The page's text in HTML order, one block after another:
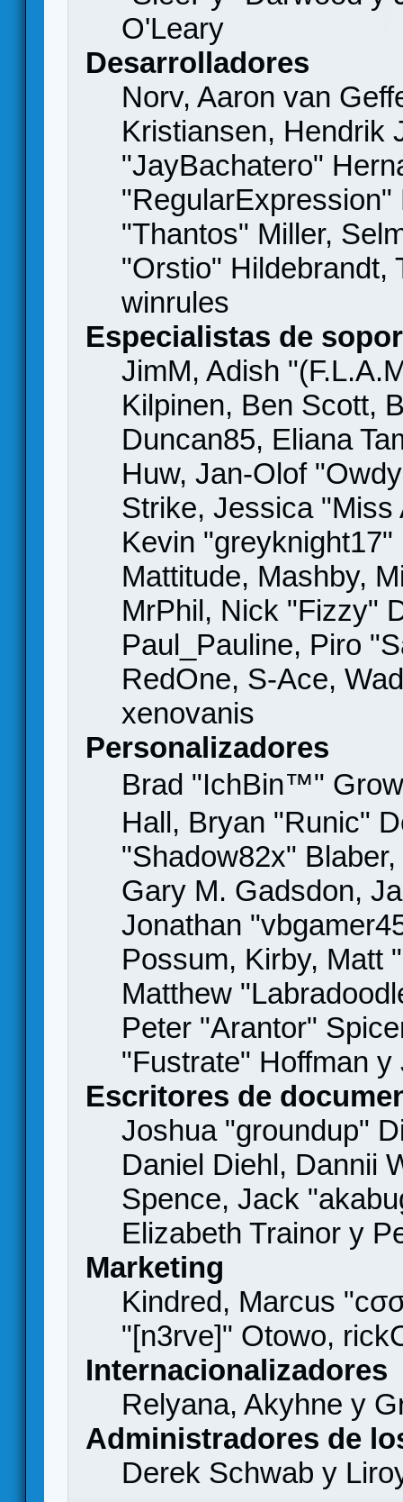
O'Leary
Desarrolladores
Norv, Aaron van
Kristiansen, Hendrik
"JayBachatero"
"Thantos" Miller,
"Orstio" Hildebrandt,
winrules
Especialistas de
JimM, Adish
Kilpinen, Ben Scott,
Duncan85, Eliana
Huw, Jan-Olof
Strike, Jessica
Kevin
Mattitude, Mashby,
MrPhil, Nick "Fizzy"
Paul_Pauline, Piro
RedOne, S-Ace,
xenovanis
Personalizadores
Brad "IchBin™"
Hall, Bryan "Runic"
"Shadow82x"
Gary M. Gadsdon,
Jonathan
Possum, Kirby, Matt
Matthew
Peter "Arantor"
"Fustrate" Hoffman
Escritores de
Joshua "groundup"
Daniel Diehl, Dannii
Spence, Jack
Elizabeth Trainor y
Marketing
Kindred, Marcus
"[n3rve]" Otowo,
Internacionalizadores
Relyana, Akyhne y
Administradores de
Derek Schwab y